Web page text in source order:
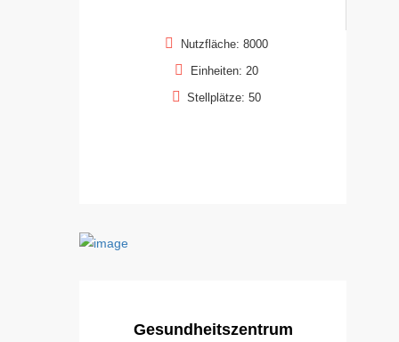
Nutzfläche: 8000
Einheiten: 20
Stellplätze: 50
Gesundheitszentrum